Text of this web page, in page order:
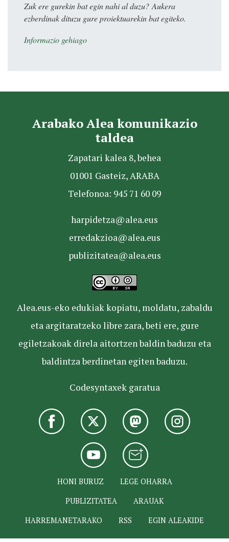
Zuk ere gurekin bat egin nahi al duzu? Aukera
ezberdinak dituzu gure proiektuarekin bat egiteko.
Informazio gehiago
Arabako Alea komunikazio
taldea
Zapatari kalea 8, behea
01001 Gasteiz, ARABA
Telefonoa: 945 71 60 09
harpidetza@alea.eus
erredakzioa@alea.eus
publizitatea@alea.eus
Alea.eus-eko edukiak kopiatu, moldatu, zabaldu
eta argitaratzeko libre zara, beti ere, gure
egiletzakoak direla aitortzen baldin baduzu eta
baldintza berdinetan egiten baduzu.
Codesyntaxek garatua
HONI BURUZ
LEGE OHARRA
PUBLIZITATEA
ARAUAK
HARREMANETARAKO
RSS EGIN ALEAKIDE